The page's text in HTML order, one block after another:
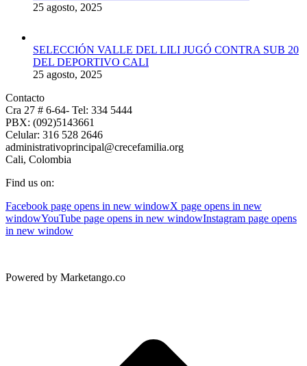
25 agosto, 2025
SELECCIÓN VALLE DEL LILI JUGÓ CONTRA SUB 20
DEL DEPORTIVO CALI
25 agosto, 2025
Contacto
Cra 27 # 6-64- Tel: 334 5444
PBX: (092)5143661
Celular: 316 528 2646
administrativoprincipal@crecefamilia.org
Cali, Colombia
Find us on:
Facebook page opens in new windowX page opens in new
windowYouTube page opens in new windowInstagram page opens
in new window
Powered by Marketango.co